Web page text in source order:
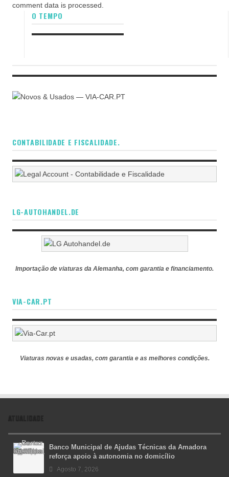
comment data is processed.
O TEMPO
CONTABILIDADE E FISCALIDADE.
LG-AUTOHANDEL.DE
Importação de viaturas da Alemanha, com garantia e financiamento.
VIA-CAR.PT
Viaturas novas e usadas, com garantia e as melhores condições.
ATUALIDADE
Banco Municipal de Ajudas Técnicas da Amadora
reforça apoio à autonomia no domicílio
Agosto 7, 2026